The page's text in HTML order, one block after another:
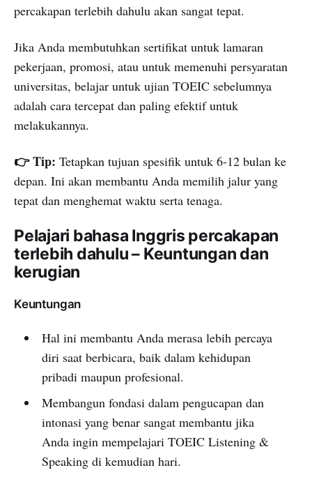
percakapan terlebih dahulu akan sangat tepat.
Jika Anda membutuhkan sertifikat untuk lamaran
pekerjaan, promosi, atau untuk memenuhi persyaratan
universitas, belajar untuk ujian TOEIC sebelumnya
adalah cara tercepat dan paling efektif untuk
melakukannya.
👉 Tip: Tetapkan tujuan spesifik untuk 6-12 bulan ke
depan. Ini akan membantu Anda memilih jalur yang
tepat dan menghemat waktu serta tenaga.
Pelajari bahasa Inggris percakapan
terlebih dahulu – Keuntungan dan
kerugian
Keuntungan
Hal ini membantu Anda merasa lebih percaya
diri saat berbicara, baik dalam kehidupan
pribadi maupun profesional.
Membangun fondasi dalam pengucapan dan
intonasi yang benar sangat membantu jika
Anda ingin mempelajari TOEIC Listening &
Speaking di kemudian hari.